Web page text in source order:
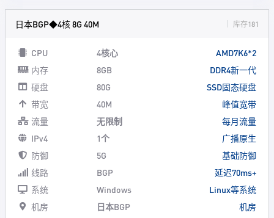
日本BGP◆4核 8G 40M 库存181
CPU 4核心
AMD7K6*2
内存
8GB
DDR4新一代
硬盘
80G
SSD固态硬盘
带宽
40M
峰值宽带
流量
无限制
每月流量
IPv4
1个
广播原生
防御
5G
基础防御
线路
BGP
延迟70ms+
系统
Windows
Linux等系统
机房
日本BGP 机房